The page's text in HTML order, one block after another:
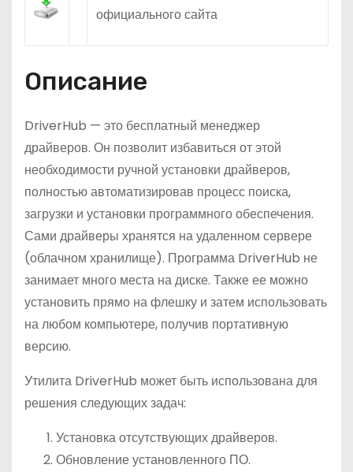
официального сайта
Описание
DriverHub — это бесплатный менеджер
драйверов. Он позволит избавиться от этой
необходимости ручной установки драйверов,
полностью автоматизировав процесс поиска,
загрузки и установки программного обеспечения.
Сами драйверы хранятся на удаленном сервере
(облачном хранилище). Программа DriverHub не
занимает много места на диске. Также ее можно
установить прямо на флешку и затем использовать
на любом компьютере, получив портативную
версию.
Утилита DriverHub может быть использована для
решения следующих задач:
Установка отсутствующих драйверов.
Обновление установленного ПО.